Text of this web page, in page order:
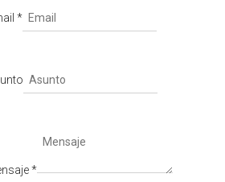
*
*